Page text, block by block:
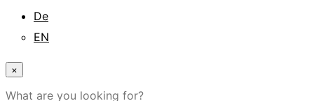
De
EN
×
What are you looking for?